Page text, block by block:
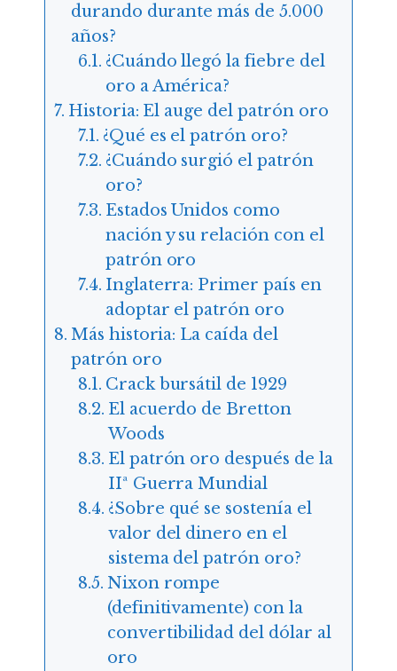
durando durante más de 5.000
años?
¿Cuándo llegó la fiebre del
oro a América?
Historia: El auge del patrón oro
¿Qué es el patrón oro?
¿Cuándo surgió el patrón
oro?
Estados Unidos como
nación y su relación con el
patrón oro
Inglaterra: Primer país en
adoptar el patrón oro
Más historia: La caída del
patrón oro
Crack bursátil de 1929
El acuerdo de Bretton
Woods
El patrón oro después de la
IIª Guerra Mundial
¿Sobre qué se sostenía el
valor del dinero en el
sistema del patrón oro?
Nixon rompe
(definitivamente) con la
convertibilidad del dólar al
oro